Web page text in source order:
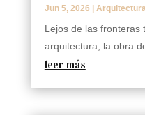
Jun 5, 2026 |
Lejos de las fronteras
arquitectura, la obra
leer más